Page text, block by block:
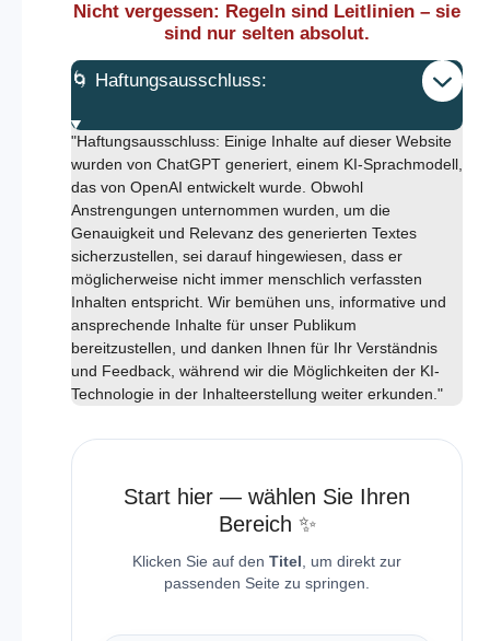
Nicht vergessen: Regeln sind Leitlinien – sie
sind nur selten absolut.
🌀 Haftungsausschluss:
"Haftungsausschluss: Einige Inhalte auf dieser Website
wurden von ChatGPT generiert, einem KI-Sprachmodell,
das von OpenAI entwickelt wurde. Obwohl
Anstrengungen unternommen wurden, um die
Genauigkeit und Relevanz des generierten Textes
sicherzustellen, sei darauf hingewiesen, dass er
möglicherweise nicht immer menschlich verfassten
Inhalten entspricht. Wir bemühen uns, informative und
ansprechende Inhalte für unser Publikum
bereitzustellen, und danken Ihnen für Ihr Verständnis
und Feedback, während wir die Möglichkeiten der KI-
Technologie in der Inhalteerstellung weiter erkunden."
Start hier — wählen Sie Ihren
Bereich ✨
Klicken Sie auf den Titel , um direkt zur
passenden Seite zu springen.